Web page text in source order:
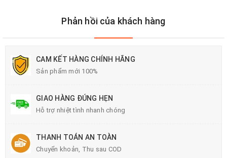
Phản hồi của khách hàng
CAM KẾT HÀNG CHÍNH HÃNG
Sản phẩm mới 100%
GIAO HÀNG ĐÚNG HẸN
Hỗ trợ nhiệt tình nhanh chóng
THANH TOÁN AN TOÀN
Chuyển khoản, Thu sau COD